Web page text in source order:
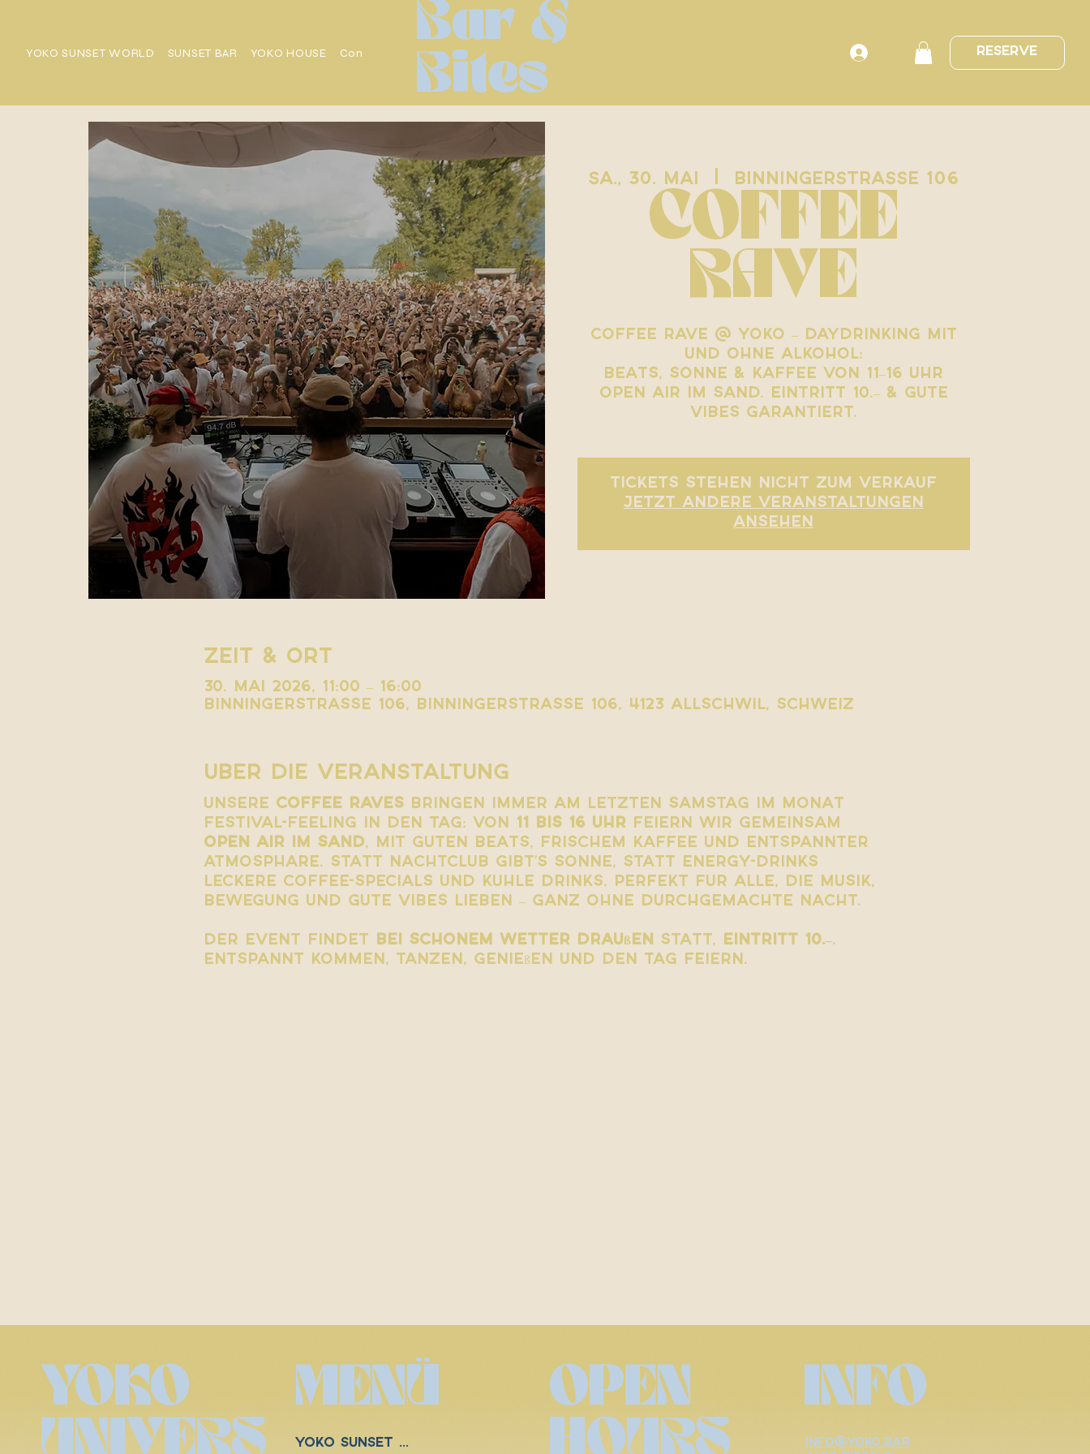
YOKO SUNSET WORLD SUNSET BAR YOKO HOUSE Contact Bar &
Bites
Anmelden Reserve
Sa., 30. Mai
  |
Binningerstrasse 106
COFFEE
RAVE
Coffee Rave @ Yoko – Daydrinking mit
und ohne Alkohol:
Beats, Sonne & Kaffee von 11–16 Uhr
Open Air im Sand. Eintritt 10.– & gute
Vibes garantiert.
Tickets stehen nicht zum Verkauf
Jetzt andere Veranstaltungen
ansehen
Zeit & Ort
30. Mai 2026, 11:00 – 16:00
Binningerstrasse 106, Binningerstrasse 106, 4123 Allschwil, Schweiz
Über die Veranstaltung
Unsere Coffee Raves bringen immer am letzten Samstag im Monat
Festival-Feeling in den Tag: Von 11 bis 16 Uhr feiern wir gemeinsam
Open Air im Sand, mit guten Beats, frischem Kaffee und entspannter
Atmosphäre. Statt Nachtclub gibt’s Sonne, statt Energy-Drinks
leckere Coffee-Specials und kühle Drinks. Perfekt für alle, die Musik,
Bewegung und gute Vibes lieben – ganz ohne durchgemachte Nacht.
Der Event findet bei schönem Wetter draußen statt, Eintritt 10.–.
Entspannt kommen, tanzen, genießen und den Tag feiern.
YOKO
MENÜ
YOKO SUNSET WORLD
OPEN
info@yoko.bar
INFO